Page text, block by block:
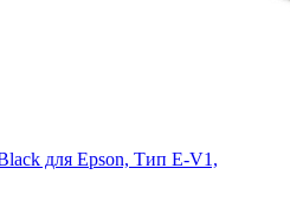
для Epson, Тип E-V1,